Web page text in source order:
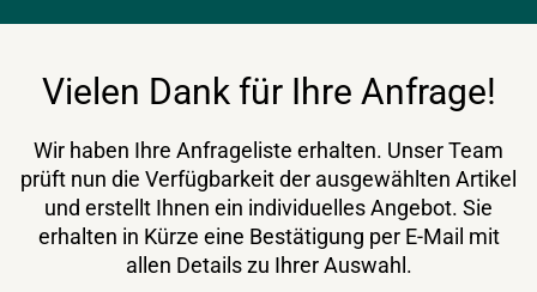
Vielen Dank für Ihre Anfrage!
Wir haben Ihre Anfrageliste erhalten. Unser Team
prüft nun die Verfügbarkeit der ausgewählten Artikel
und erstellt Ihnen ein individuelles Angebot. Sie
erhalten in Kürze eine Bestätigung per E-Mail mit
allen Details zu Ihrer Auswahl.